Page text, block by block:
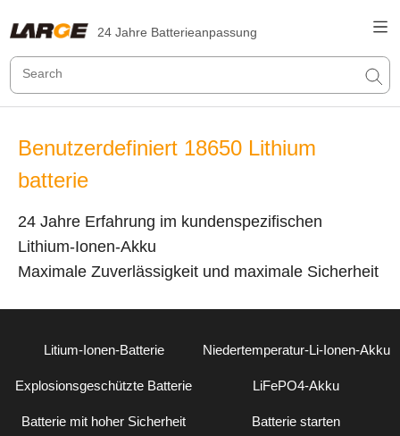
24 Jahre Batterieanpassung
Benutzerdefiniert 18650 Lithium
batterie
24 Jahre Erfahrung im kundenspezifischen
Lithium-Ionen-Akku
Maximale Zuverlässigkeit und maximale Sicherheit
Litium-Ionen-Batterie Niedertemperatur-Li-Ionen-Akku
Explosionsgeschützte Batterie LiFePO4-Akku
Batterie mit hoher Sicherheit Batterie starten